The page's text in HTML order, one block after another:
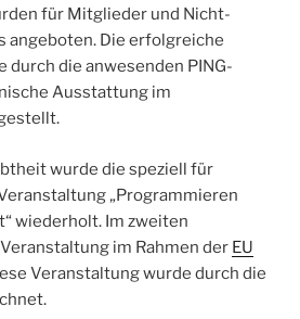
für Mitglieder und Nicht-
angeboten. Die erfolgreiche
durch die anwesenden PING-
Ausstattung im
wurde die speziell für
„Programmieren
wiederholt. Im zweiten
im Rahmen der EU
Veranstaltung wurde durch die